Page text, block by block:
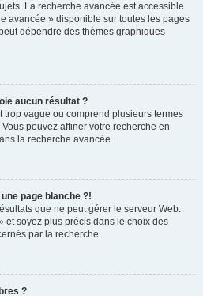
La recherche avancée est accessible
avancée » disponible sur toutes les pages
dépendre des thèmes graphiques
aucun résultat ?
trop vague ou comprend plusieurs termes
pouvez affiner votre recherche en
la recherche avancée.
page blanche ?!
que ne peut gérer le serveur Web.
et soyez plus précis dans le choix des
par la recherche.
?